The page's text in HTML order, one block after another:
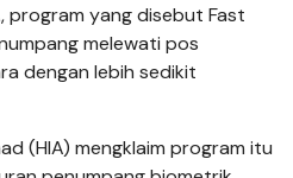
program yang disebut Fast
melewati pos
dengan lebih sedikit
(HIA) mengklaim program itu